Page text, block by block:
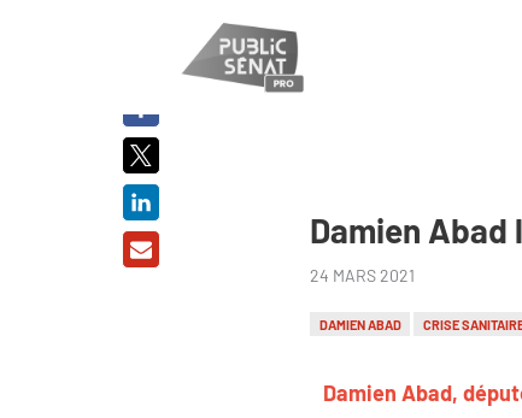
Damien Abad
24 MARS 2021
DAMIEN ABAD CRISE
Damien Abad,